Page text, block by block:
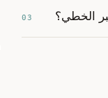
03 الخطي؟